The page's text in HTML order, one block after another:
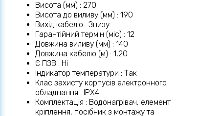
Висота (мм) : 270
Висота до виливу (мм) : 190
Вихід кабелю : Знизу
Гарантійний термін (міс) : 12
Довжина виливу (мм) : 140
Довжина кабелю (м) : 1,20
Є ПЗВ : Ні
Індикатор температури : Так
Клас захисту корпусів електронного
обладнання : IPX4
Комплектація : Водонагрівач, елемент
кріплення, посібник з монтажу та